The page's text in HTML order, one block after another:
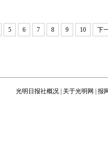
5 6 7 8 9 10 下
光明日报社概况 关于光明网 报